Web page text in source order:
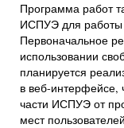
Программа работ
ИСПУЭ для работы
Первоначальное
использовании
планируется
в веб-интерфейсе,
части ИСПУЭ от
мест